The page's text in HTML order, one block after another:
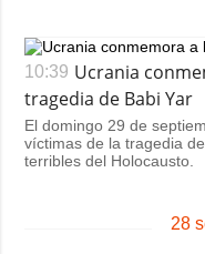
10:39 Ucrania
tragedia de Babi Yar
El domingo 29 de
víctimas de la tragedia
terribles del Holocausto.
28